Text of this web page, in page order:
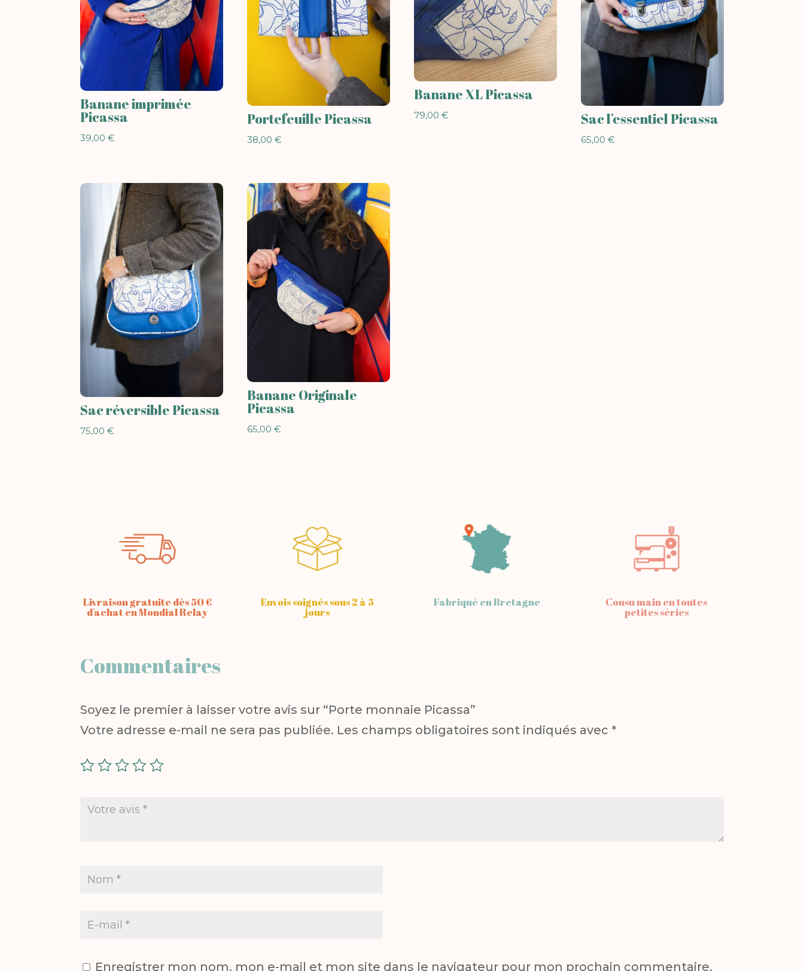
Banane imprimée
Picassa
39,00€
Portefeuille Picassa
38,00€
Banane XL Picassa
79,00€ Sac l’essentiel Picassa
65,00€
Sac réversible Picassa
75,00€
Banane Originale
Picassa
65,00€
Livraison gratuite dès 50 €
d'achat en Mondial Relay
Envois soignés sous 2 à 5
jours
Fabriqué en Bretagne Cousu main en toutes
petites séries
Commentaires
Soyez le premier à laisser votre avis sur “Porte monnaie Picassa”
Votre adresse e-mail ne sera pas publiée. Les champs obligatoires sont indiqués avec *
Enregistrer mon nom, mon e-mail et mon site dans le navigateur pour mon prochain commentaire.